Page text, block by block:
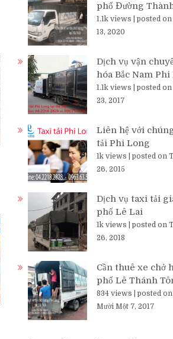
phố Đường
1.1k views
posted
13, 2020
Dịch vụ vận
hóa Bắc Nam
1.1k views
posted
23, 2017
Liên hệ với
tải Phi Long
1k views
posted on
26, 2015
Dịch vụ taxi tải
phố Lê Lai
1k views
posted on
26, 2018
Cần thuê xe chở
phố Lê Thánh
834 views
posted
Mười Một 7, 2017